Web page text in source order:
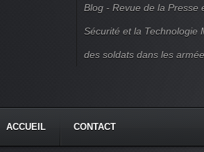
Blog - Revue de la Presse
Sécurité et la Technologie
des soldats dans les
ACCUEIL CONTACT